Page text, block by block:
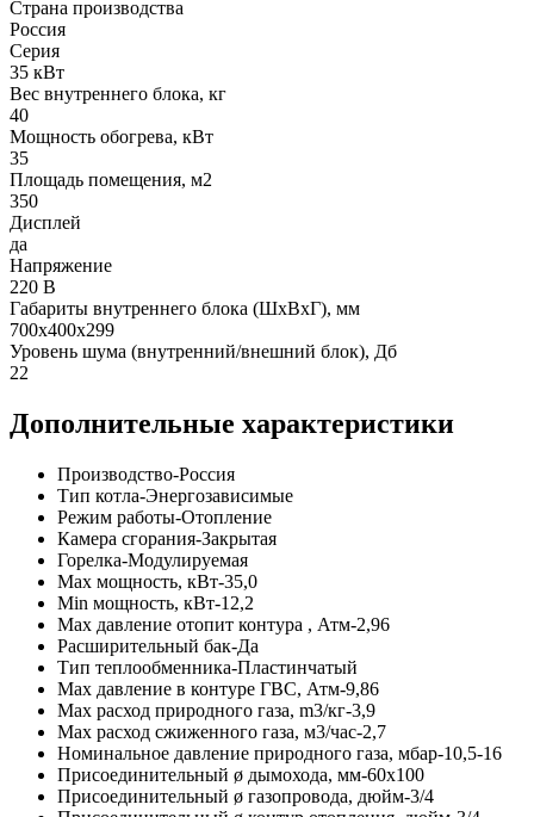
Страна производства
Россия
Серия
35 кВт
Вес внутреннего блока, кг
40
Мощность обогрева, кВт
35
Площадь помещения, м2
350
Дисплей
да
Напряжение
220 В
Габариты внутреннего блока (ШхВхГ), мм
700х400х299
Уровень шума (внутренний/внешний блок), Дб
22
Дополнительные характеристики
Производство-Россия
Тип котла-Энергозависимые
Режим работы-Отопление
Камера сгорания-Закрытая
Горелка-Модулируемая
Max мощность, кВт-35,0
Min мощность, кВт-12,2
Max давление отопит контура , Атм-2,96
Расширительный бак-Да
Тип теплообменника-Пластинчатый
Max давление в контуре ГВС, Атм-9,86
Max расход природного газа, m3/кг-3,9
Max расход сжиженного газа, м3/час-2,7
Номинальное давление природного газа, мбар-10,5-16
Присоединительный ø дымохода, мм-60х100
Присоединительный ø газопровода, дюйм-3/4